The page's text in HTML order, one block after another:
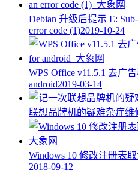
Debian 升级后提示 E: Sub-
error code (1)2019-10-24
WPS Office v11.5.1 去广
android2019-03-14
联想品牌机的疑难杂症维
Windows 10 修改注册表
2018-09-12